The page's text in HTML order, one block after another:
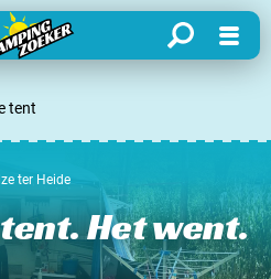
search Menu
...
tent
Ilze ter Heide
Het went.